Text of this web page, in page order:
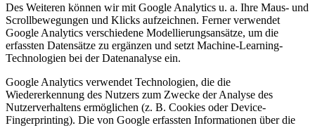
Des Weiteren können wir mit Google Analytics u. a. Ihre Maus- und
Scrollbewegungen und Klicks aufzeichnen. Ferner verwendet
Google Analytics verschiedene Modellierungsansätze, um die
erfassten Datensätze zu ergänzen und setzt Machine-Learning-
Technologien bei der Datenanalyse ein.
Google Analytics verwendet Technologien, die die
Wiedererkennung des Nutzers zum Zwecke der Analyse des
Nutzerverhaltens ermöglichen (z. B. Cookies oder Device-
Fingerprinting). Die von Google erfassten Informationen über die